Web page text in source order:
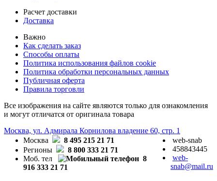
Расчет доставки
Доставка
Важно
Как сделать заказ
Способы оплаты
Политика использования файлов cookie
Политика обработки персональных данных
Публичная оферта
Правила торговли
Все изображения на сайте являются только для ознакомления
и могут отличатся от оригинала товара
Москва, ул. Адмирала Корнилова владение 60, стр. 1
Москва
8 495 215 21 71
Регионы
8 800 333 21 71
Моб. тел
8
916 333 21 71
web-snab
458843445
web-
snab@mail.ru